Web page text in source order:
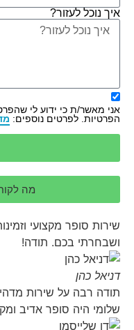
איך נוכל לעזור?
אני מאשר/ת כי ידוע לי
הפרטיות. לפרטים נוספים:
מה
שירות סופר מקצועי
ושבחרתי בכם. תודה!
דניאל כהן
תודה רבה על שירות
שלומי היה סופר אדיב